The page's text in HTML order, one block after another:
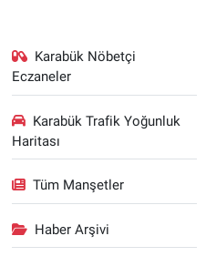
Karabük Nöbetçi
Eczaneler
Karabük Trafik Yoğunluk
Haritası
Tüm Manşetler
Haber Arşivi